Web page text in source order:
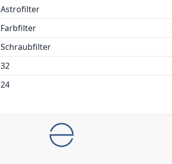
Astrofilter
Farbfilter
Schraubfilter
32
24